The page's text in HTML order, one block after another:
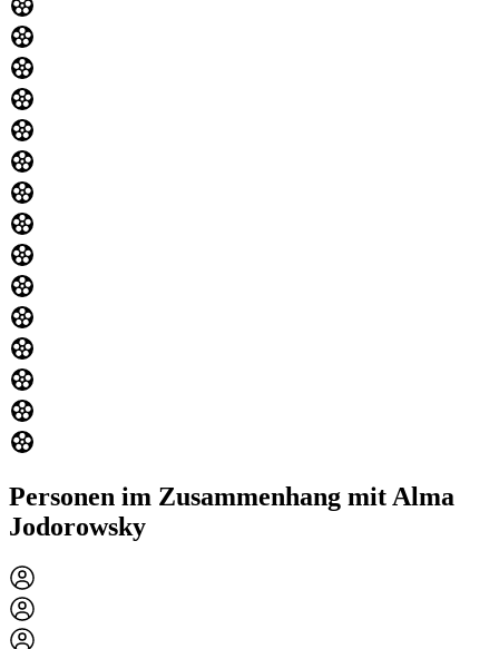
Personen im Zusammenhang mit Alma
Jodorowsky